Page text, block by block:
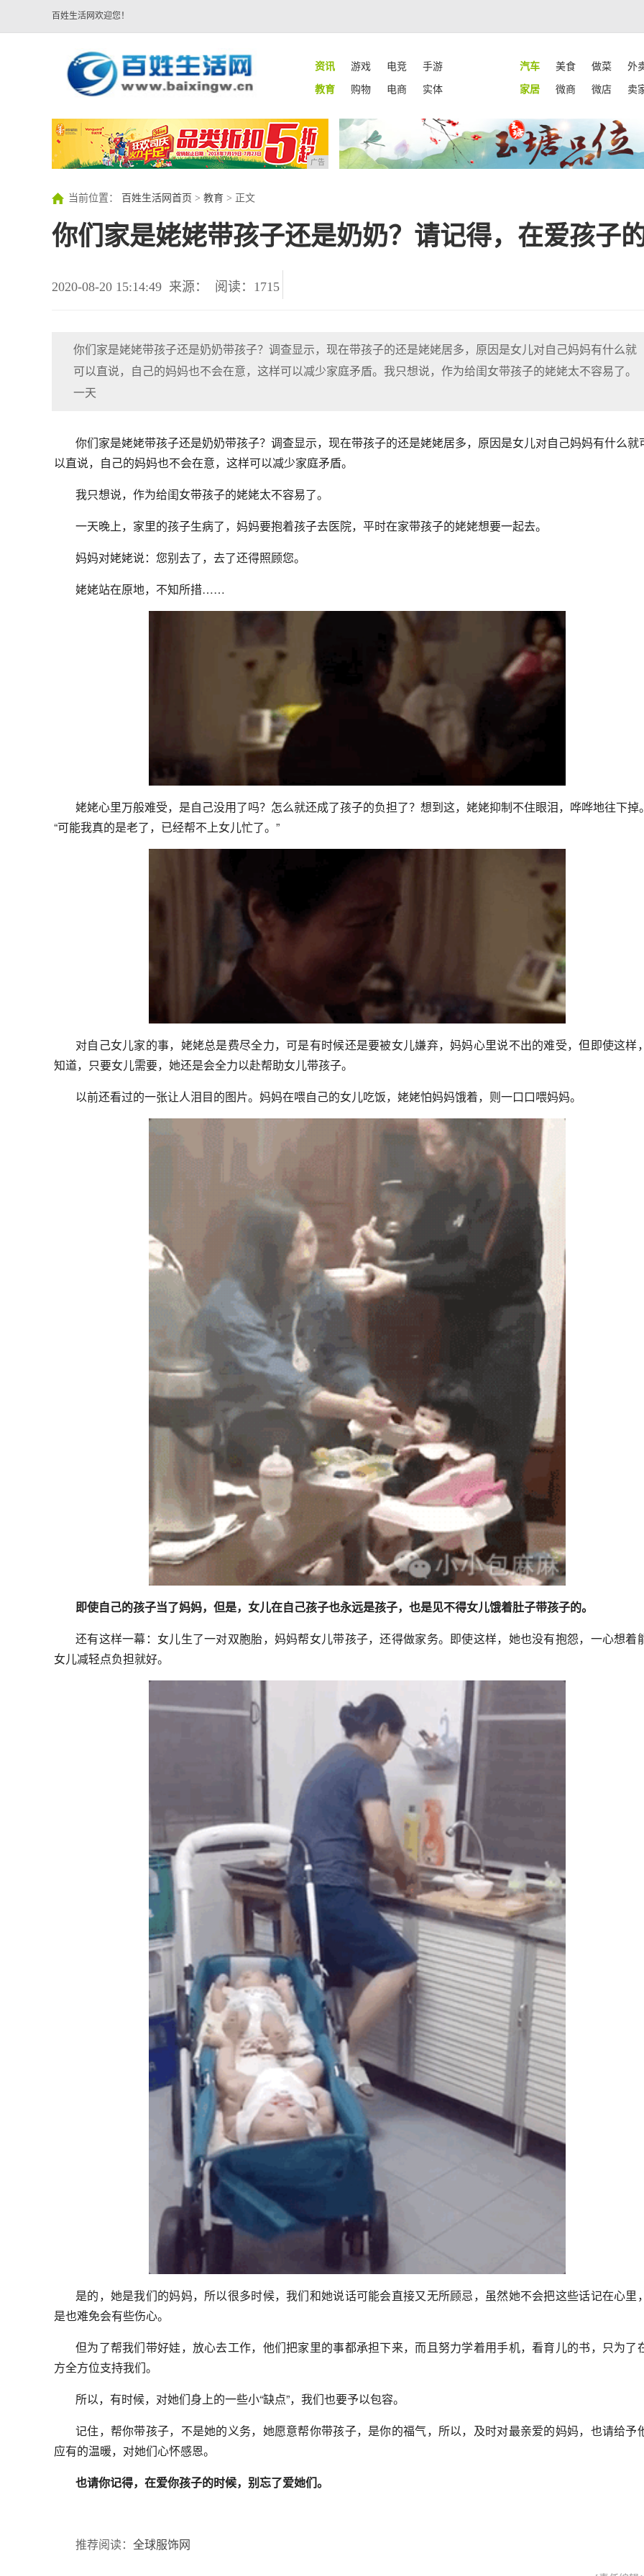
百姓生活网欢迎您！
资讯 游戏 电竞 手游 汽车 美食 做菜
外
教育
购物 电商 实体 家居 微商 微店 卖
广告
当前位置： 百姓生活网首页 > 教育 > 正文
你们家是姥姥带孩子还是奶奶？请记得，在爱孩子
2020-08-20 15:14:49 来源： 阅读：1715
你们家是姥姥带孩子还是奶奶带孩子？调查显示，现在带孩子的还是姥姥居多，原因是女儿对自己妈妈有什么就
可以直说，自己的妈妈也不会在意，这样可以减少家庭矛盾。我只想说，作为给闺女带孩子的姥姥太不容易了。
一天
你们家是姥姥带孩子还是奶奶带孩子？调查显示，现在带孩子的还是姥姥居多，原因是女儿对自己妈妈有什么就
以直说，自己的妈妈也不会在意，这样可以减少家庭矛盾。
我只想说，作为给闺女带孩子的姥姥太不容易了。
一天晚上，家里的孩子生病了，妈妈要抱着孩子去医院，平时在家带孩子的姥姥想要一起去。
妈妈对姥姥说：您别去了，去了还得照顾您。
姥姥站在原地，不知所措……
姥姥心里万般难受，是自己没用了吗？怎么就还成了孩子的负担了？想到这，姥姥抑制不住眼泪，哗哗地往下掉
“可能我真的是老了，已经帮不上女儿忙了。”
对自己女儿家的事，姥姥总是费尽全力，可是有时候还是要被女儿嫌弃，妈妈心里说不出的难受，但即使这样
知道，只要女儿需要，她还是会全力以赴帮助女儿带孩子。
以前还看过的一张让人泪目的图片。妈妈在喂自己的女儿吃饭，姥姥怕妈妈饿着，则一口口喂妈妈。
即使自己的孩子当了妈妈，但是，女儿在自己孩子也永远是孩子，也是见不得女儿饿着肚子带孩子的。
还有这样一幕：女儿生了一对双胞胎，妈妈帮女儿带孩子，还得做家务。即使这样，她也没有抱怨，一心想着
女儿减轻点负担就好。
是的，她是我们的妈妈，所以很多时候，我们和她说话可能会直接又无所顾忌，虽然她不会把这些话记在心里
是也难免会有些伤心。
但为了帮我们带好娃，放心去工作，他们把家里的事都承担下来，而且努力学着用手机，看育儿的书，只为了
方全方位支持我们。
所以，有时候，对她们身上的一些小“缺点”，我们也要予以包容。
记住，帮你带孩子，不是她的义务，她愿意帮你带孩子，是你的福气，所以，及时对最亲爱的妈妈，也请给予
应有的温暖，对她们心怀感恩。
也请你记得，在爱你孩子的时候，别忘了爱她们。
推荐阅读： 全球服饰网